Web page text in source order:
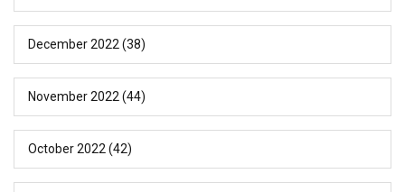
December 2022 (38)
November 2022 (44)
October 2022 (42)